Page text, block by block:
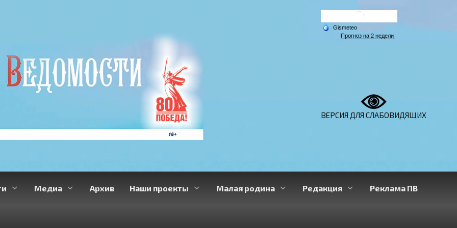
ВЕРСИЯ ДЛЯ СЛАБОВИДЯЩИХ
Медиа Архив Наши проекты Малая родина Редакция Реклама ПВ